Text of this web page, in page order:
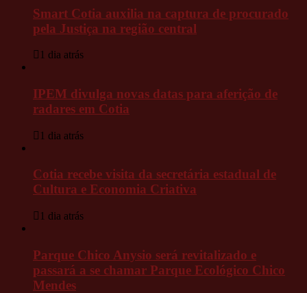
Smart Cotia auxilia na captura de procurado
pela Justiça na região central
1 dia atrás
IPEM divulga novas datas para aferição de
radares em Cotia
1 dia atrás
Cotia recebe visita da secretária estadual de
Cultura e Economia Criativa
1 dia atrás
Parque Chico Anysio será revitalizado e
passará a se chamar Parque Ecológico Chico
Mendes